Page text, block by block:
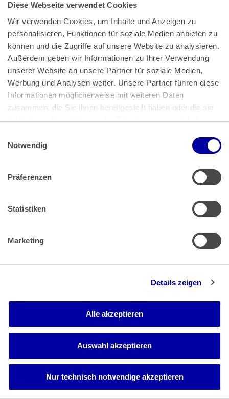
Diese Webseite verwendet Cookies
Wir verwenden Cookies, um Inhalte und Anzeigen zu
personalisieren, Funktionen für soziale Medien anbieten zu
können und die Zugriffe auf unsere Website zu analysieren.
Außerdem geben wir Informationen zu Ihrer Verwendung
unserer Website an unsere Partner für soziale Medien,
Werbung und Analysen weiter. Unsere Partner führen diese
Informationen möglicherweise mit weiteren Daten
zusammen, die Sie ihnen bereitgestellt haben oder die sie
im Rahmen Ihrer Nutzung der Dienste gesammelt haben.
Impressum
Notwendig
Präferenzen
Statistiken
Marketing
Details zeigen
Alle akzeptieren
Auswahl akzeptieren
Nur technisch notwendige akzeptieren
aa) Entgegen der Auffassung der Klägerin bezweckt die
Verzinsung nach § 233a AO nicht die Gewährleistung der
steuerlichen Neutralität im Bereich der Mehrwertsteuer.
Mit diesem Grundsatz hat der Unionsgesetzgeber den
allgemeinen Grundsatz der Gleichbehandlung im
Mehrwertsteuerbereich zum Ausdruck gebracht. Dieser
Grundsatz lässt es insbesondere nicht zu,
Wirtschaftsteilnehmer, die gleichartige Umsätze tätigen,
bei der Erhebung der Mehrwertsteuer unterschiedlich zu
behandeln. Durch die in der Mehrwertsteuersystemrichtlinie
vorgesehene Regelung mit Recht auf Vorsteuerabzug soll
wirtschaftlichen Tätigkeiten geschuldeten oder entrichteten
Mehrwertsteuer entlastet werden. Das gemeinsame
wirtschaftlichen Tätigkeiten, sofern sie der Mehrwertsteuer
unterliegen, unabhängig von ihrem Zweck und ihrem
werden (EuGH-Urteil Syndyk Masy Upad&lstrok;o&sacute;ci
A vom 12.09.2024 - C-709/22, EU:C:2024:741, Rz 52 und 53).
unterschiedlich behandelt werden (EuGH-Urteil Degano
und 21).
§ 233a AO entspricht dem. Unternehmer werden
Vollverzinsung steht zudem der Inanspruchnahme des
Vorsteuerabzugs nicht entgegen, sondern erfasst in
neutraler Weise zulasten des Steuerpflichtigen einen
vorzeitig --beispielsweise vor Rechnungserteilung-- in
Anspruch genommenen Vorsteuerabzug wie auch zu
Ausübungsvoraussetzungen-- erst verspätet geltend
gemachten Vorsteuerabzug.